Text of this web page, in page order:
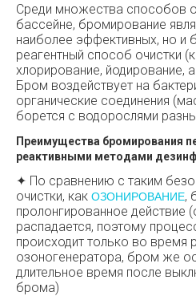
Среди множества способов
бассейне, бромирование
наиболее эффективных, но и
реагентный способ очистки
хлорирование, йодирование,
Бром воздействует на
органические соединения
борется с водорослями
Преимущества бромирования
реактивными методами
✦ По сравнению с таким
очистки, как ОЗОНИРОВАНИЕ,
пролонгированное действие
распадается, поэтому
происходит только во время
озоногенератора, бром же
длительное время после
брома)